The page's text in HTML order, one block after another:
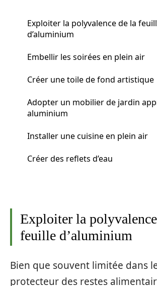
Exploiter la polyvalence de la
d’aluminium
Embellir les soirées en plein air
Créer une toile de fond artistique
Adopter un mobilier de jardin
aluminium
Installer une cuisine en plein air
Créer des reflets d’eau
Exploiter la
feuille d’aluminium
Bien que souvent limitée dans
protecteur des restes